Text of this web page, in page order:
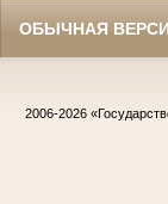
ОБЫЧНАЯ
2006-2026